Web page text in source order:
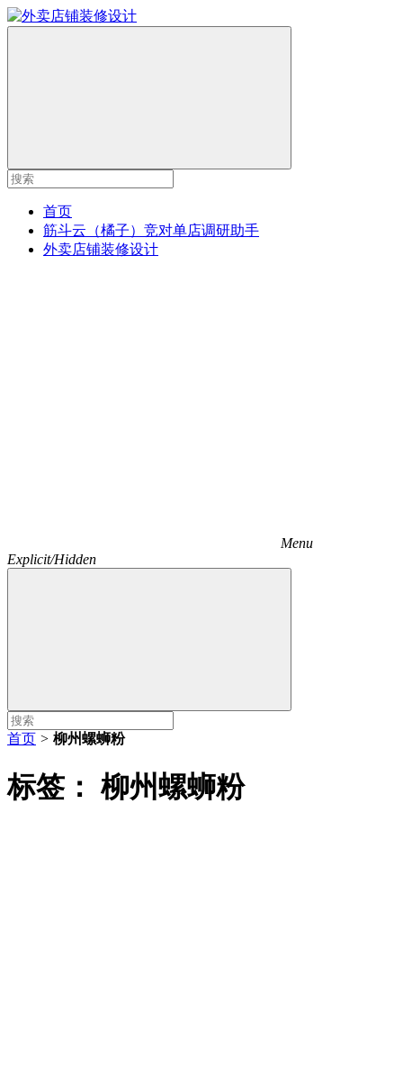
首页
筋斗云（橘子）竞对单店调研助手
外卖店铺装修设计
Menu
Explicit/Hidden
首页 > 柳州螺蛳粉
标签： 柳州螺蛳粉